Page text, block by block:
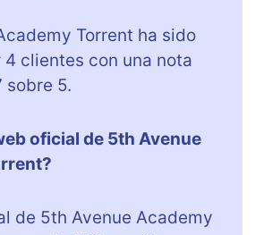
Torrent ha sido
clientes con una nota
sobre 5.
oficial de 5th Avenue
de 5th Avenue Academy